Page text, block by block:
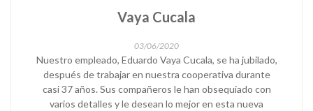
Vaya Cucala
03/06/2020
Nuestro empleado, Eduardo Vaya Cucala, se ha jubilado,
después de trabajar en nuestra cooperativa durante
casi 37 años. Sus compañeros le han obsequiado con
varios detalles y le desean lo mejor en esta nueva